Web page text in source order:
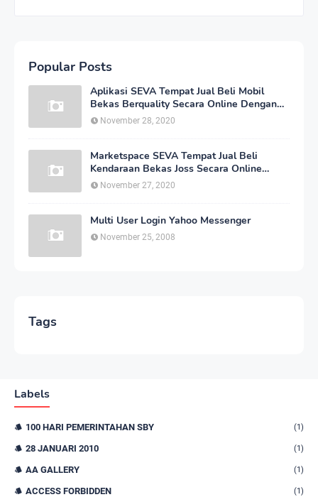
Popular Posts
Aplikasi SEVA Tempat Jual Beli Mobil
Bekas Berquality Secara Online Dengan
Harga yang Murah
November 28, 2020
Marketspace SEVA Tempat Jual Beli
Kendaraan Bekas Joss Secara Online
Dengan Harga Bersahabat
November 27, 2020
Multi User Login Yahoo Messenger
November 25, 2008
Tags
Labels
100 HARI PEMERINTAHAN SBY (1)
28 JANUARI 2010 (1)
AA GALLERY (1)
ACCESS FORBIDDEN (1)